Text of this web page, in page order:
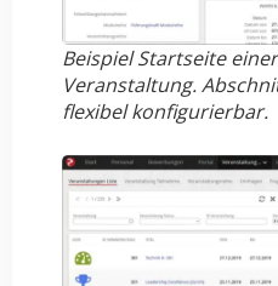
Beispiel Startseite
Veranstaltung.
flexibel konfigurierbar.